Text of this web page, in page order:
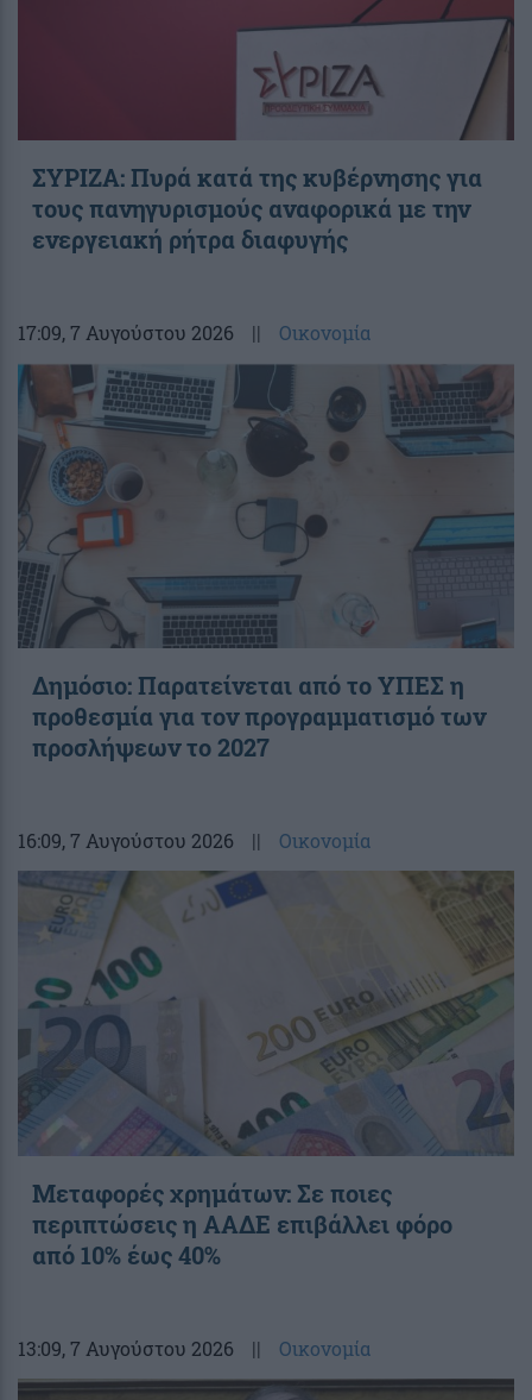
ΣΥΡΙΖΑ: Πυρά κατά της κυβέρνησης για
τους πανηγυρισμούς αναφορικά με την
ενεργειακή ρήτρα διαφυγής
17:09, 7 Αυγούστου 2026 || Οικονομία
Δημόσιο: Παρατείνεται από το ΥΠΕΣ η
προθεσμία για τον προγραμματισμό των
προσλήψεων το 2027
16:09, 7 Αυγούστου 2026 || Οικονομία
Μεταφορές χρημάτων: Σε ποιες
περιπτώσεις η ΑΑΔΕ επιβάλλει φόρο
από 10% έως 40%
13:09, 7 Αυγούστου 2026 || Οικονομία